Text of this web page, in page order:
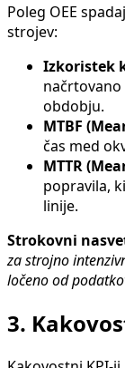
Poleg OEE
strojev:
Izkoristek
obdobju.
MTBF
čas med
MTTR
popravila,
linije.
Strokovni
za strojno
ločeno od
3.